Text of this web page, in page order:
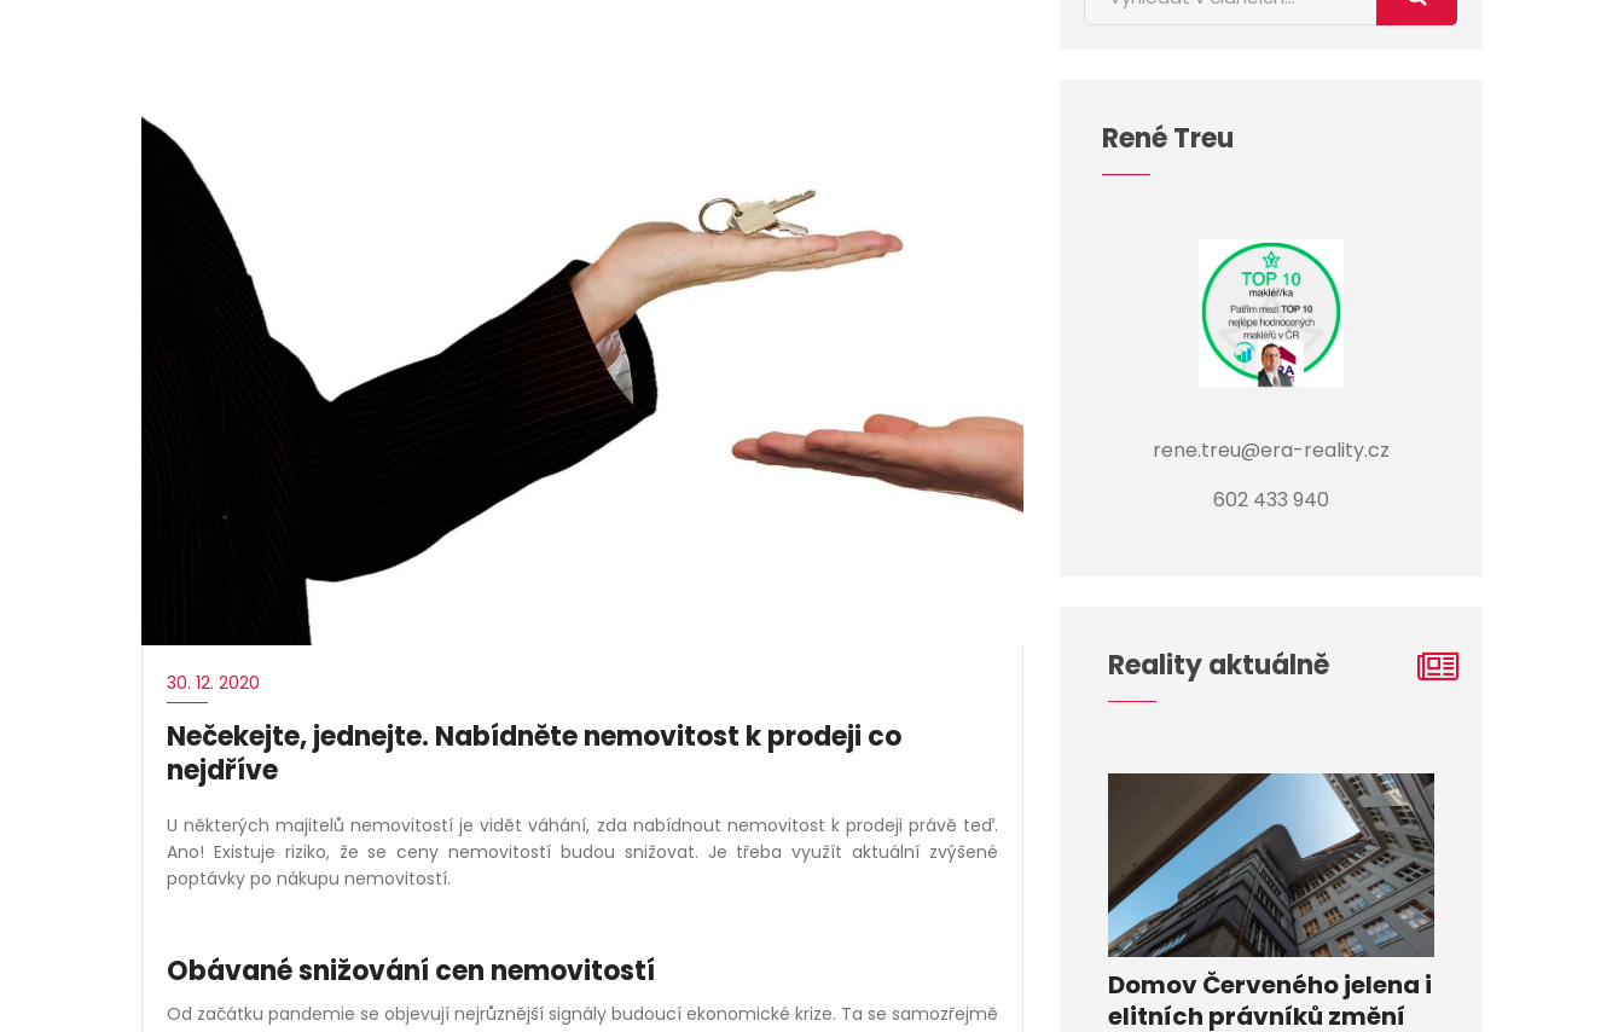
30. 12. 2020
Nečekejte, jednejte. Nabídněte nemovitost k prodeji co
nejdříve
U některých majitelů nemovitostí je vidět váhání, zda nabídnout nemovitost k prodeji právě teď.
Ano! Existuje riziko, že se ceny nemovitostí budou snižovat. Je třeba využít aktuální zvýšené
poptávky po nákupu nemovitostí.
Obávané snižování cen nemovitostí
Od začátku pandemie se objevují nejrůznější signály budoucí ekonomické krize. Ta se samozřejmě
René Treu
rene.treu@era-reality.cz
602 433 940
Reality aktuálně
Domov Červeného jelena i
elitních právníků změní